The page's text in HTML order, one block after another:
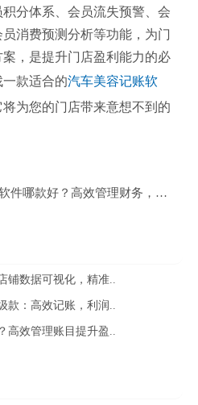
分体系、会员流失预警、会
消费预测分析等功能，为门
，是提升门店盈利能力的必
款适合的汽车美容记账软
将为您的门店带来意想不到的
件哪款好？高效管理财务，提升门
铺数据可视化，精准..
款：高效记账，利润..
高效管理账目提升盈..